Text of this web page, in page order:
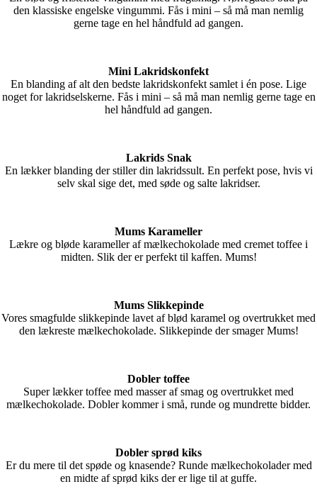
den klassiske engelske vingummi. Fås i mini – så må man nemlig
gerne tage en hel håndfuld ad gangen.
Mini Lakridskonfekt
En blanding af alt den bedste lakridskonfekt samlet i én pose. Lige
noget for lakridselskerne. Fås i mini – så må man nemlig gerne tage en
hel håndfuld ad gangen.
Lakrids Snak
En lækker blanding der stiller din lakridssult. En perfekt pose, hvis vi
selv skal sige det, med søde og salte lakridser.
Mums Karameller
Lækre og bløde karameller af mælkechokolade med cremet toffee i
midten. Slik der er perfekt til kaffen. Mums!
Mums Slikkepinde
Vores smagfulde slikkepinde lavet af blød karamel og overtrukket med
den lækreste mælkechokolade. Slikkepinde der smager Mums!
Dobler toffee
Super lækker toffee med masser af smag og overtrukket med
mælkechokolade. Dobler kommer i små, runde og mundrette bidder.
Dobler sprød kiks
Er du mere til det spøde og knasende? Runde mælkechokolader med
en midte af sprød kiks der er lige til at guffe.